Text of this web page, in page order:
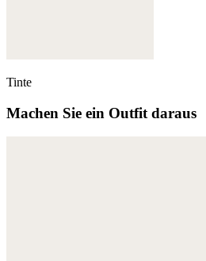
Tinte
Machen Sie ein Outfit daraus